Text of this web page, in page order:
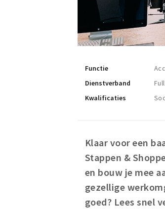
Functie
Dienstverband
Kwalificaties
Klaar voor een
Stappen &
en bouw je mee
gezellige
goed? Lees snel